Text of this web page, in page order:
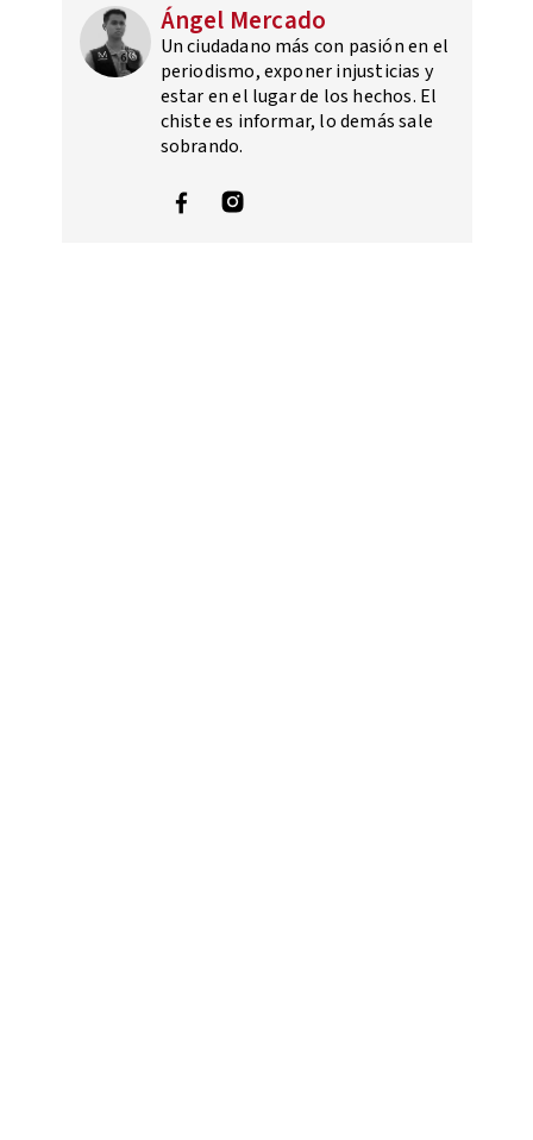
Ángel Mercado
Un ciudadano más con pasión en el
periodismo, exponer injusticias y
estar en el lugar de los hechos. El
chiste es informar, lo demás sale
sobrando.